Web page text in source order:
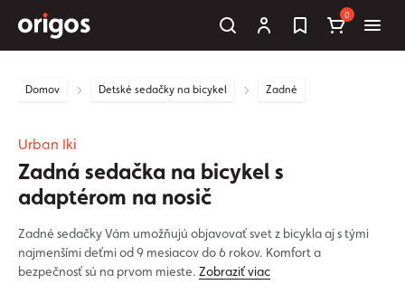
0
Domov Detské sedačky na bicykel Zadné
Urban Iki
Zadná sedačka na bicykel s
adaptérom na nosič
Zadné sedačky Vám umožňujú objavovať svet z bicykla aj s tými
najmenšími deťmi od 9 mesiacov do 6 rokov. Komfort a
bezpečnosť sú na prvom mieste. Zobraziť viac